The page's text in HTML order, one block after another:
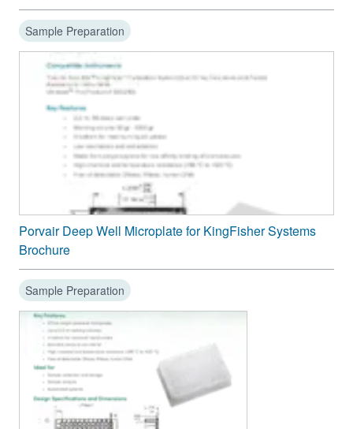
Sample Preparation
Porvair Deep Well Microplate for KingFisher Systems
Brochure
Sample Preparation